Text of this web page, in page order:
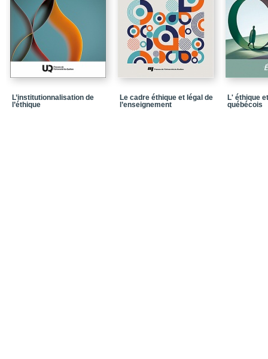
L’institutionnalisation de
l’éthique
Le cadre éthique et légal de
l’enseignement
L' éthique
québécois